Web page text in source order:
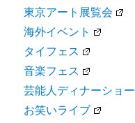
東京アート展覧会
海外イベント
タイフェス
音楽フェス
芸能人ディナーショー
お笑いライブ